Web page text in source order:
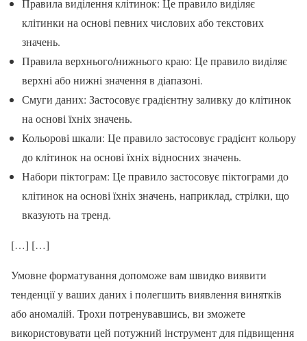
Правила виділення клітинок: Це правило виділяє
клітинки на основі певних числових або текстових
значень.
Правила верхнього/нижнього краю: Це правило виділяє
верхні або нижні значення в діапазоні.
Смуги даних: Застосовує градієнтну заливку до клітинок
на основі їхніх значень.
Кольорові шкали: Це правило застосовує градієнт кольору
до клітинок на основі їхніх відносних значень.
Набори піктограм: Це правило застосовує піктограми до
клітинок на основі їхніх значень, наприклад, стрілки, що
вказують на тренд.
[…] […]
Умовне форматування допоможе вам швидко виявити
тенденції у ваших даних і полегшить виявлення винятків
або аномалій. Трохи потренувавшись, ви зможете
використовувати цей потужний інструмент для підвищення